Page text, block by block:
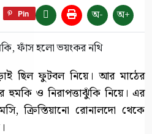
Pin অ- অ+
ছিল ফুটবল নিয়ে। আর মাঠের
হুমকি ও নিরাপত্তাঝুঁকি নিয়ে। এর
ক্রিস্তিয়ানো রোনালদো থেকে